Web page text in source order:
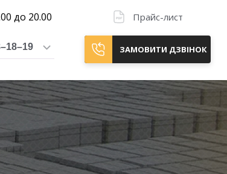
до 20.00 Прайс-лист
ЗАМОВИТИ ДЗВІНОК